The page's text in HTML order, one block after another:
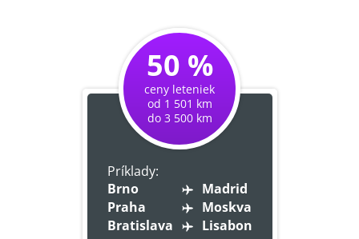
50 %
ceny leteniek
od 1 501 km
do 3 500 km
Príklady:
Brno
Madrid
Praha
Moskva
Bratislava
Lisabon